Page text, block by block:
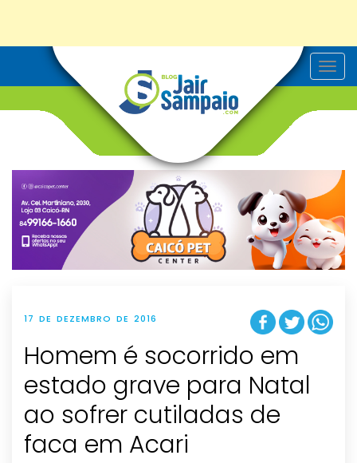
T
o
v
g
t
i
o
n
17 DE DEZEMBRO DE 2016
Homem é socorrido em
estado grave para Natal
ao sofrer cutiladas de
faca em Acari